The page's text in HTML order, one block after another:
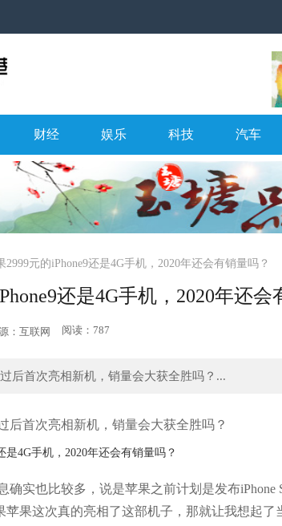
财经 娱乐 科技 汽车
2999元的iPhone9还是4G手机，2020年还会有销量吗？
还是4G手机，2020年还会
：互联网 阅读：787
后首次亮相新机，销量会大获全胜吗？...
后首次亮相新机，销量会大获全胜吗？
确实也比较多，说是苹果之前计划是发布
苹果这次真的亮相了这部机子，那就让我想起
：RE3》公开概念原画 网易新MOBA+生存手游